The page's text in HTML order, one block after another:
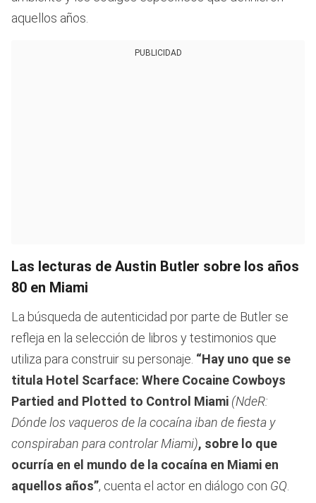
aquellos años.
PUBLICIDAD
Las lecturas de Austin Butler sobre los años
80 en Miami
La búsqueda de autenticidad por parte de Butler se
refleja en la selección de libros y testimonios que
utiliza para construir su personaje. “Hay uno que se
titula Hotel Scarface: Where Cocaine Cowboys
Partied and Plotted to Control Miami (NdeR:
Dónde los vaqueros de la cocaína iban de fiesta y
conspiraban para controlar Miami), sobre lo que
ocurría en el mundo de la cocaína en Miami en
aquellos años”, cuenta el actor en diálogo con GQ.